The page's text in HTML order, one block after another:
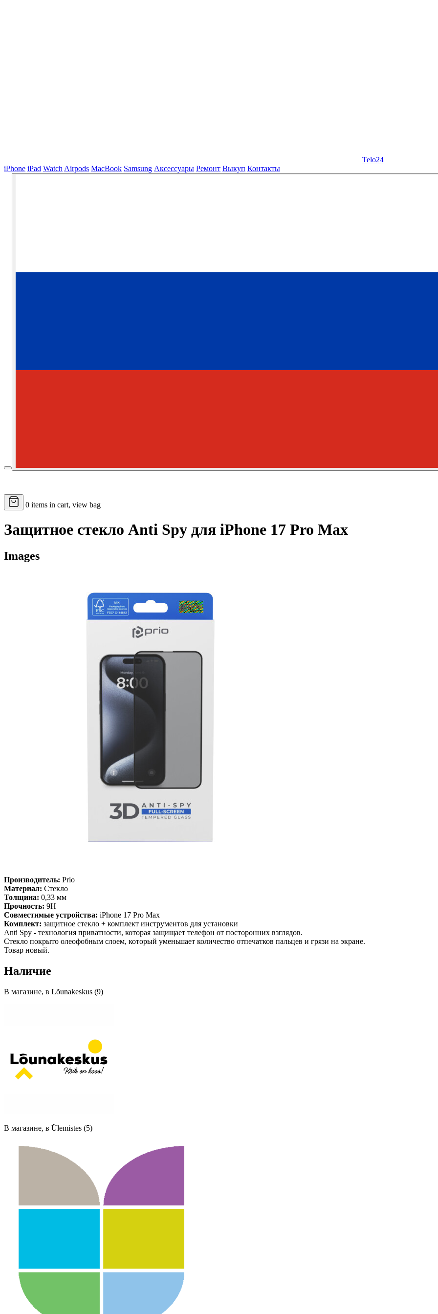
Telo24
iPhone iPad Watch Airpods MacBook Samsung Аксессуары Ремонт Выкуп Контакты
0 items in cart, view bag
Защитное стекло Anti Spy для iPhone 17 Pro Max
Images
Производитель: Prio
Материал: Стекло
Толщина: 0,33 мм
Прочность: 9H
Совместимые устройства: iPhone 17 Pro Max
Комплект: защитное стекло + комплект инструментов для установки
Anti Spy - технология приватности, которая защищает телефон от посторонних взглядов.
Стекло покрыто олеофобным слоем, который уменьшает количество отпечатков пальцев и грязи на экране.
Товар новый.
Наличие
В магазине, в Lõunakeskus (9)
В магазине, в Ülemistes (5)